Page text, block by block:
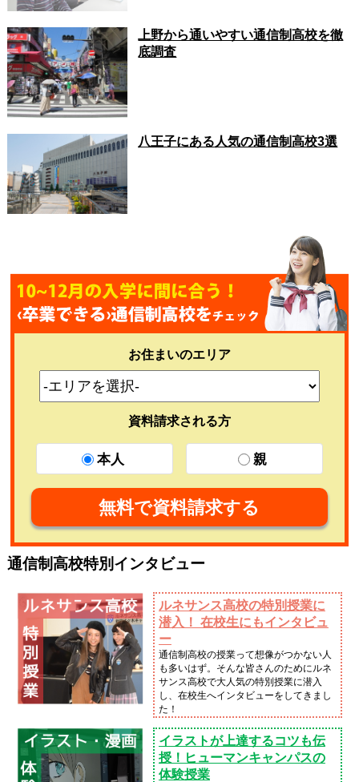
上野から通いやすい通信制高校を徹
底調査
八王子にある人気の通信制高校3選
お住まいのエリア
資料請求される方
本人 親
無料で資料請求する
通信制高校特別インタビュー
ルネサンス高校の特別授業に
潜入！ 在校生にもインタビュ
ー
通信制高校の授業って想像がつかない人
も多いはず。そんな皆さんのためにルネ
サンス高校で大人気の特別授業に潜入
し、在校生へインタビューをしてきまし
た！
イラストが上達するコツも伝
授！ヒューマンキャンパスの
体験授業